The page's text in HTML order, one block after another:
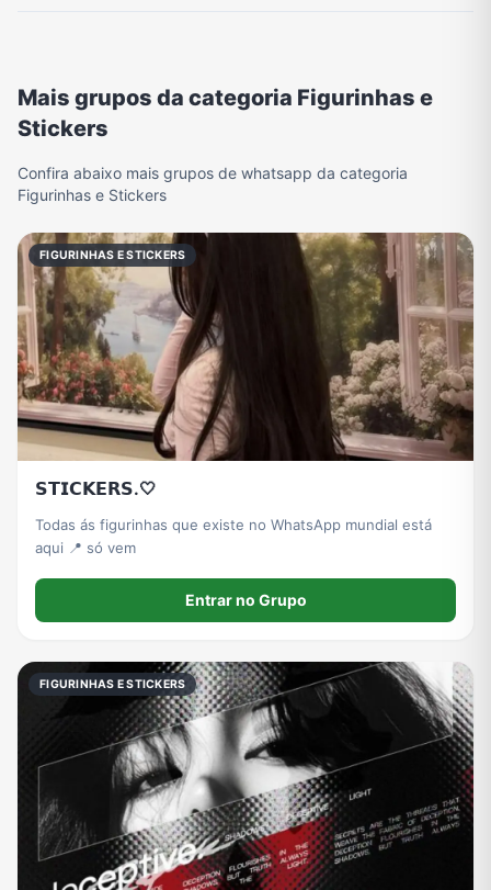
Mais grupos da categoria Figurinhas e
Stickers
Confira abaixo mais grupos de whatsapp da categoria
Figurinhas e Stickers
FIGURINHAS E STICKERS
𝗦𝗧𝗜𝗖𝗞𝗘𝗥𝗦.🤍
Todas ás figurinhas que existe no WhatsApp mundial está
aqui 📍 só vem
Entrar no Grupo
FIGURINHAS E STICKERS